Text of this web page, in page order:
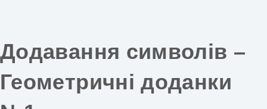
Додавання символів –
Геометричні доданки